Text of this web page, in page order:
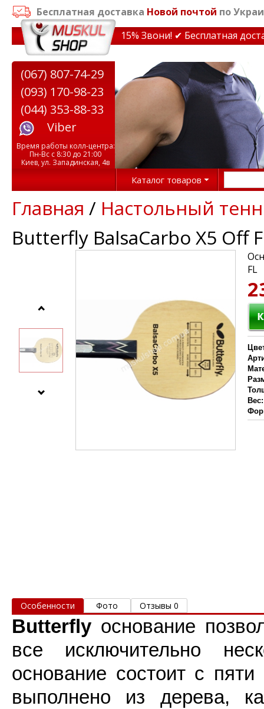
Бесплатная доставка Новой почтой по
на тренажеры до 15% Звони! ✔ Бесплатная
(067) 807-74-29
(093) 170-98-23
(044) 353-88-33
Viber
Время работы колл-центра:
Пн-Вс с 8:30 до 21:00
Киев, ул. Западинская, 4в
Каталог товаров
Главная / Настольный
Butterfly BalsaCarbo X5 Off
FL
Вес:
Особенности Фото Отзывы 0
Butterfly основание
все исключительно
основание состоит с
выполнено из дерева,